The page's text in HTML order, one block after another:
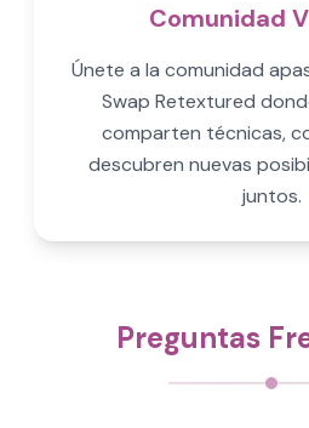
Comunidad
Únete a la comunidad
Swap Retextured
comparten técnicas,
descubren nuevas
juntos.
Preguntas